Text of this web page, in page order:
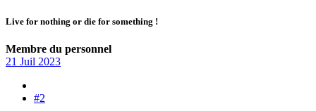
Live for nothing or die for something !
Membre du personnel
21 Juil 2023
#2